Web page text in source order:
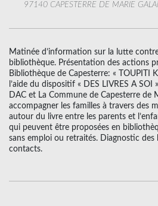
97140 CAPESTERRE DE MARIE
Matinée d’information sur la lutte
bibliothèque. Présentation des actions
Bibliothèque de Capesterre: « TOUPITI
l’aide du dispositif « DES LIVRES A
DAC et La Commune de Capesterre de
accompagner les familles à travers des
autour du livre entre les parents et
qui peuvent être proposées en
sans emploi ou retraités. Diagnostic des
contacts.